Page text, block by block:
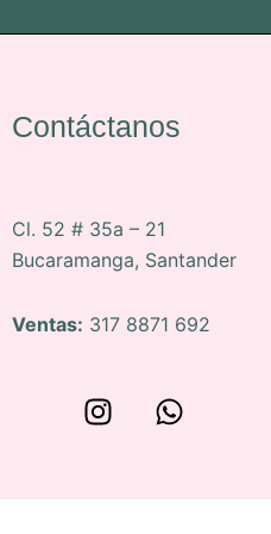
Contáctanos
Cl. 52 # 35a – 21
Bucaramanga, Santander
Ventas: 317 8871 692
I
W